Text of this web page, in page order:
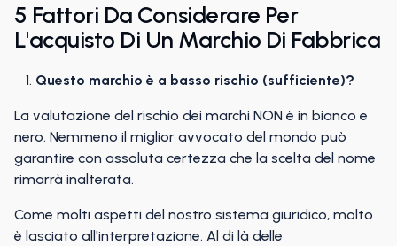
5 Fattori Da Considerare Per
L'acquisto Di Un Marchio Di Fabbrica
Questo marchio è a basso rischio (sufficiente)?
La valutazione del rischio dei marchi NON è in bianco e
nero. Nemmeno il miglior avvocato del mondo può
garantire con assoluta certezza che la scelta del nome
rimarrà inalterata.
Come molti aspetti del nostro sistema giuridico, molto
è lasciato all'interpretazione. Al di là delle